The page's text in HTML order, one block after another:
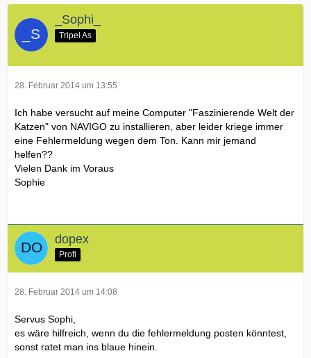
_Sophi_
Tripel As
28. Februar 2014 um 13:55
Ich habe versucht auf meine Computer "Faszinierende Welt der
Katzen" von NAVIGO zu installieren, aber leider kriege immer
eine Fehlermeldung wegen dem Ton. Kann mir jemand
helfen??
Vielen Dank im Voraus
Sophie
dopex
Profi
28. Februar 2014 um 14:08
Servus Sophi,
es wäre hilfreich, wenn du die fehlermeldung posten könntest,
sonst ratet man ins blaue hinein.